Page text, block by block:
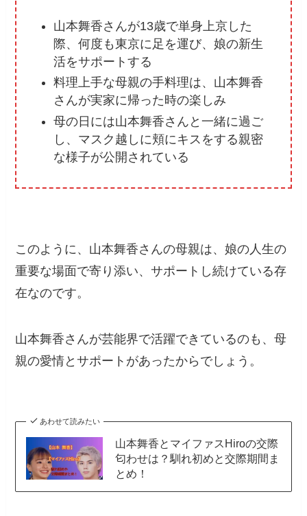
山本舞香さんが13歳で単身上京した
際、何度も東京に足を運び、娘の新生
活をサポートする
料理上手な母親の手料理は、山本舞香
さんが実家に帰った時の楽しみ
母の日には山本舞香さんと一緒に過ご
し、マスク越しに頬にキスをする親密
な様子が公開されている
このように、山本舞香さんの母親は、娘の人生の
重要な場面で寄り添い、サポートし続けている存
在なのです。
山本舞香さんが芸能界で活躍できているのも、母
親の愛情とサポートがあったからでしょう。
あわせて読みたい
山本舞香とマイファスHiroの交際
匂わせは？馴れ初めと交際期間ま
とめ！